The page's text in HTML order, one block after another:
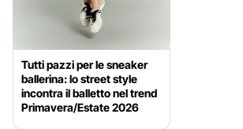
Tutti pazzi per le sneaker
ballerina: lo street style
incontra il balletto nel trend
Primavera/Estate 2026